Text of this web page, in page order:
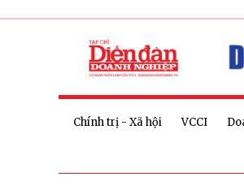
Chính trị - Xã hội VCCI